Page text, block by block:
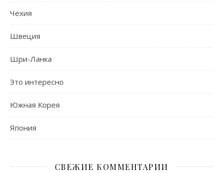
Чехия
Швеция
Шри-Ланка
Это интересно
Южная Корея
Япония
СВЕЖИЕ КОММЕНТАРИИ